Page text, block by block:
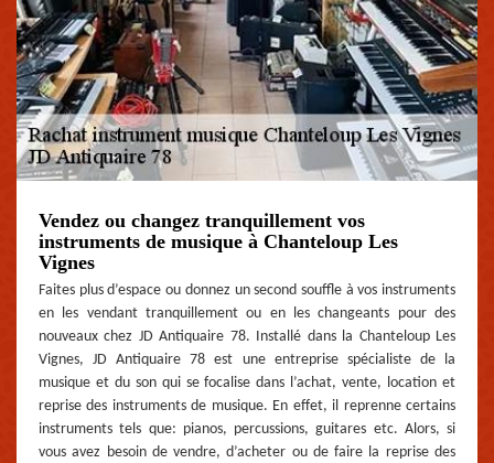
Vendez ou changez tranquillement vos
instruments de musique à Chanteloup Les
Vignes
Faites plus d’espace ou donnez un second souffle à vos instruments
en les vendant tranquillement ou en les changeants pour des
nouveaux chez JD Antiquaire 78. Installé dans la Chanteloup Les
Vignes, JD Antiquaire 78 est une entreprise spécialiste de la
musique et du son qui se focalise dans l’achat, vente, location et
reprise des instruments de musique. En effet, il reprenne certains
instruments tels que: pianos, percussions, guitares etc. Alors, si
vous avez besoin de vendre, d’acheter ou de faire la reprise des